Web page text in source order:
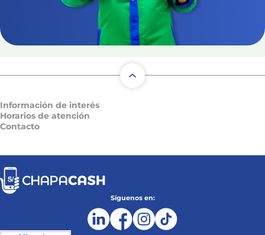
Información de interés
Horarios de atención
Contacto
Síguenos en: